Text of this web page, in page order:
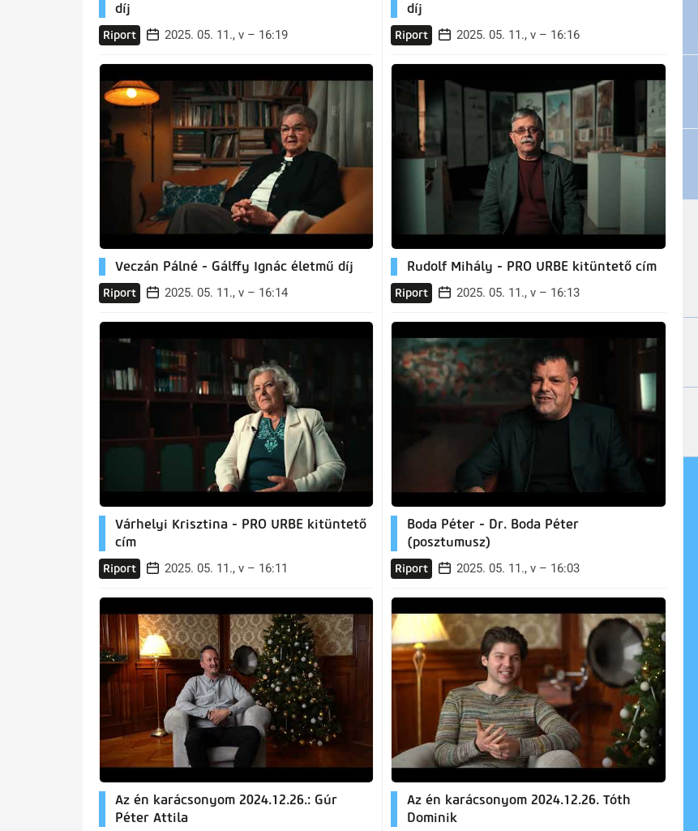
díj
Riport 2025. 05. 11., v – 16:19
díj
Riport 2025. 05. 11., v – 16:16
Veczán Pálné - Gálffy Ignác életmű díj
Riport 2025. 05. 11., v – 16:14
Rudolf Mihály - PRO URBE kitüntető cím
Riport 2025. 05. 11., v – 16:13
Várhelyi Krisztina - PRO URBE kitüntető
cím
Riport 2025. 05. 11., v – 16:11
Boda Péter - Dr. Boda Péter
(posztumusz)
Riport 2025. 05. 11., v – 16:03
Az én karácsonyom 2024.12.26.: Gúr
Péter Attila
Az én karácsonyom 2024.12.26. Tóth
Dominik